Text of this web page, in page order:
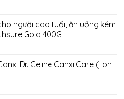
người cao tuổi, ăn uống kém
Gold 400G
Dr. Celine Canxi Care (Lon